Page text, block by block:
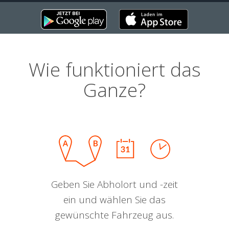
Wie funktioniert das
Ganze?
Geben Sie Abholort und -zeit
ein und wählen Sie das
gewünschte Fahrzeug aus.